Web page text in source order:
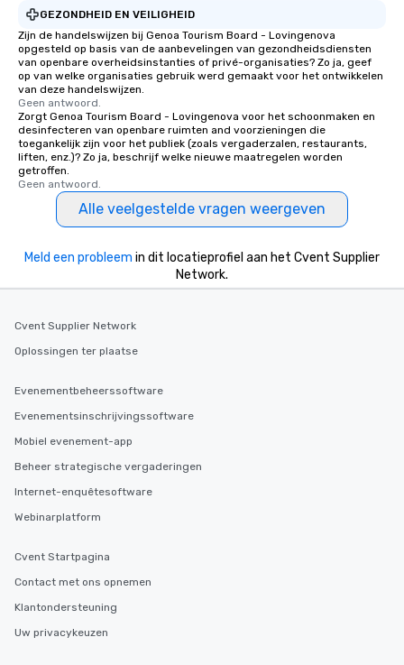
GEZONDHEID EN VEILIGHEID
Zijn de handelswijzen bij Genoa Tourism Board - Lovingenova
opgesteld op basis van de aanbevelingen van gezondheidsdiensten
van openbare overheidsinstanties of privé-organisaties? Zo ja, geef
op van welke organisaties gebruik werd gemaakt voor het ontwikkelen
van deze handelswijzen.
Geen antwoord.
Zorgt Genoa Tourism Board - Lovingenova voor het schoonmaken en
desinfecteren van openbare ruimten and voorzieningen die
toegankelijk zijn voor het publiek (zoals vergaderzalen, restaurants,
liften, enz.)? Zo ja, beschrijf welke nieuwe maatregelen worden
getroffen.
Geen antwoord.
Alle veelgestelde vragen weergeven
Meld een probleem in dit locatieprofiel aan het Cvent Supplier
Network.
Cvent Supplier Network
Oplossingen ter plaatse
Evenementbeheerssoftware
Evenementsinschrijvingssoftware
Mobiel evenement-app
Beheer strategische vergaderingen
Internet-enquêtesoftware
Webinarplatform
Cvent Startpagina
Contact met ons opnemen
Klantondersteuning
Uw privacykeuzen